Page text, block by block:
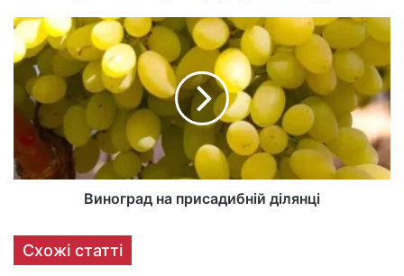
Виноград на присадибній ділянці
Схожі статті